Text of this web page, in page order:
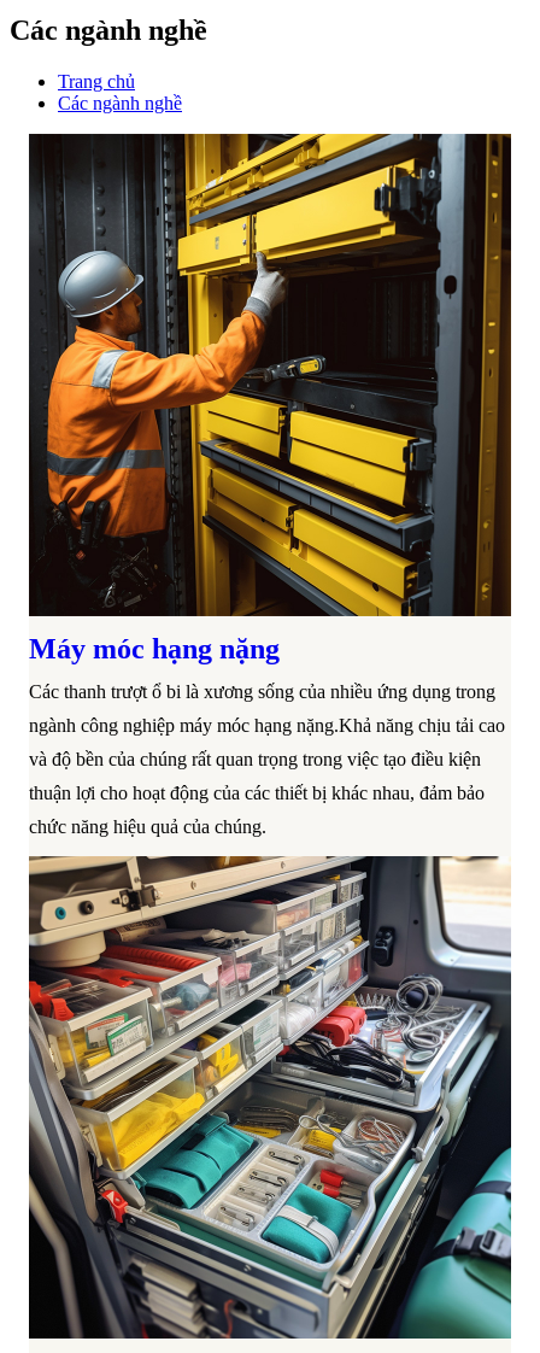
Các ngành nghề
Trang chủ
Các ngành nghề
Máy móc hạng nặng
Các thanh trượt ổ bi là xương sống của nhiều ứng dụng trong
ngành công nghiệp máy móc hạng nặng.Khả năng chịu tải cao
và độ bền của chúng rất quan trọng trong việc tạo điều kiện
thuận lợi cho hoạt động của các thiết bị khác nhau, đảm bảo
chức năng hiệu quả của chúng.